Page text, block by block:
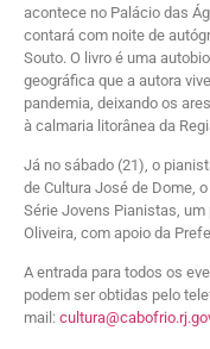
acontece no Palácio das
contará com noite de
Souto. O livro é uma
geográfica que a autora
pandemia, deixando os
à calmaria litorânea da
Já no sábado (21), o
de Cultura José de Dome,
Série Jovens Pianistas,
Oliveira, com apoio da
A entrada para todos os
podem ser obtidas pelo
mail: